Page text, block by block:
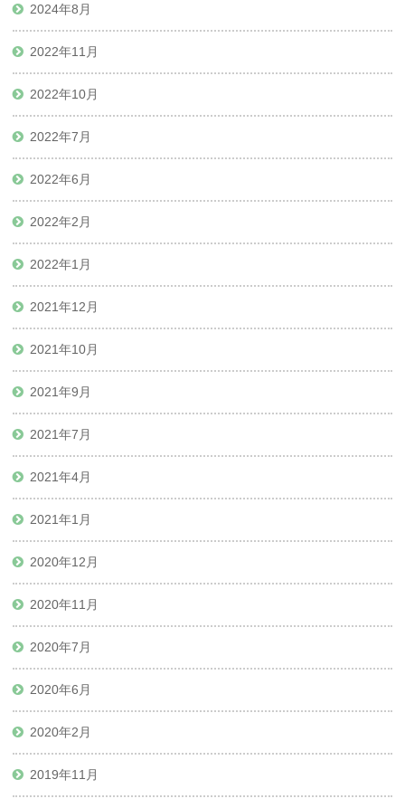
2024年8月
2022年11月
2022年10月
2022年7月
2022年6月
2022年2月
2022年1月
2021年12月
2021年10月
2021年9月
2021年7月
2021年4月
2021年1月
2020年12月
2020年11月
2020年7月
2020年6月
2020年2月
2019年11月